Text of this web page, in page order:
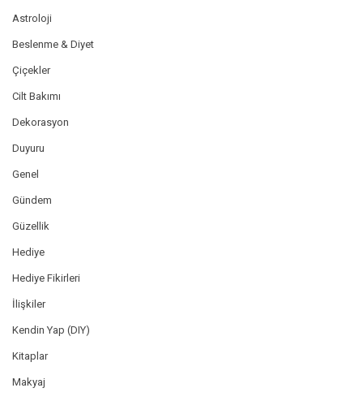
Astroloji
Beslenme & Diyet
Çiçekler
Cilt Bakımı
Dekorasyon
Duyuru
Genel
Gündem
Güzellik
Hediye
Hediye Fikirleri
İlişkiler
Kendin Yap (DIY)
Kitaplar
Makyaj